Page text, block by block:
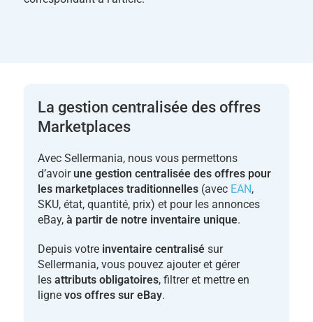
La gestion centralisée des offres
Marketplaces
Avec Sellermania, nous vous permettons
d’avoirune gestion centralisée des offres pour
les marketplaces traditionnelles(avec EAN,
SKU, état, quantité, prix) et pour les annonces
eBay, à partir de notre inventaire unique.
Depuis votre inventaire centralisésur
Sellermania, vous pouvez ajouter et gérer
les attributs obligatoires, filtrer et mettre en
ligne vos offres sur eBay.